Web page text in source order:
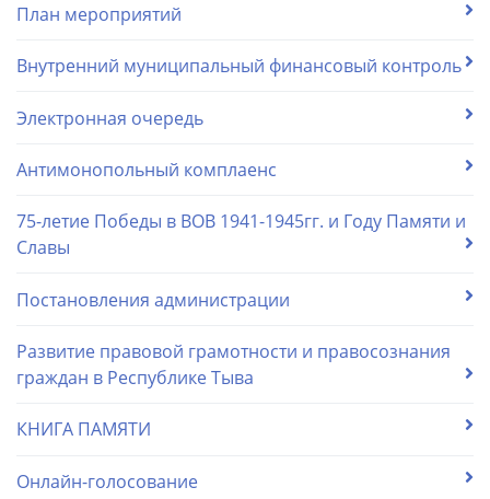
План мероприятий
Внутренний муниципальный финансовый контроль
Электронная очередь
Антимонопольный комплаенс
75-летие Победы в ВОВ 1941-1945гг. и Году Памяти и
Славы
Постановления администрации
Развитие правовой грамотности и правосознания
граждан в Республике Тыва
КНИГА ПАМЯТИ
Онлайн-голосование